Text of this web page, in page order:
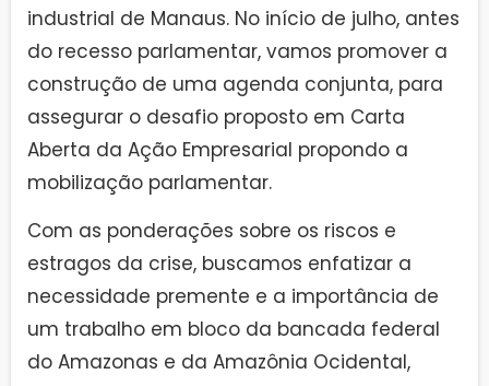
industrial de Manaus. No início de julho, antes
do recesso parlamentar, vamos promover a
construção de uma agenda conjunta, para
assegurar o desafio proposto em Carta
Aberta da Ação Empresarial propondo a
mobilização parlamentar.
Com as ponderações sobre os riscos e
estragos da crise, buscamos enfatizar a
necessidade premente e a importância de
um trabalho em bloco da bancada federal
do Amazonas e da Amazônia Ocidental,